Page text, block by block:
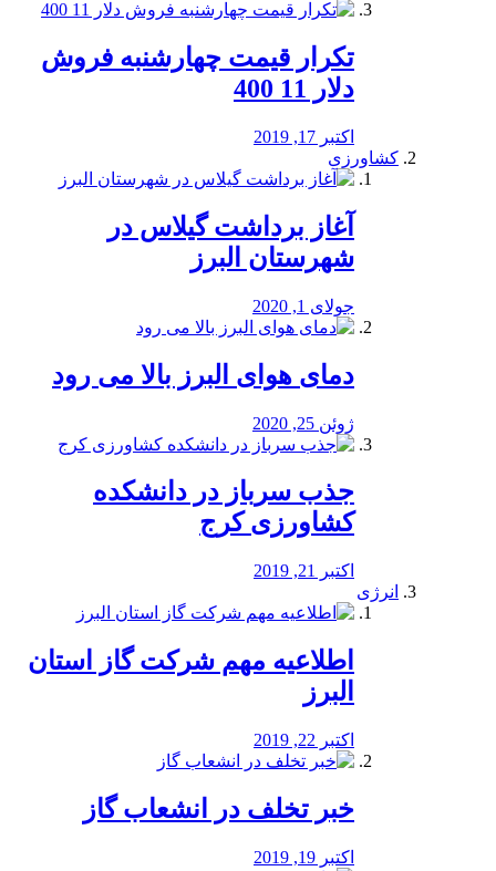
تکرار قیمت چهارشنبه فروش
دلار 11 400
اکتبر 17, 2019
کشاورزی
آغاز برداشت گیلاس در
شهرستان البرز
جولای 1, 2020
دمای هوای البرز بالا می رود
ژوئن 25, 2020
جذب سرباز در دانشکده
کشاورزی کرج
اکتبر 21, 2019
انرژی
️اطلاعیه مهم شرکت گاز استان
البرز
اکتبر 22, 2019
خبر تخلف در انشعاب گاز
اکتبر 19, 2019